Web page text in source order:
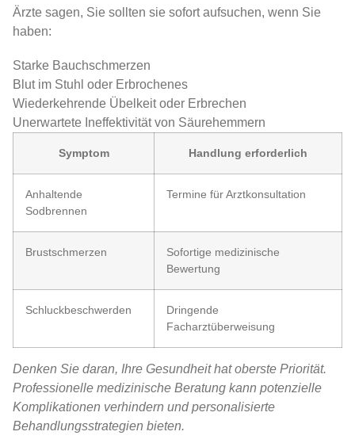
Ärzte sagen, Sie sollten sie sofort aufsuchen, wenn Sie
haben:
Starke Bauchschmerzen
Blut im Stuhl oder Erbrochenes
Wiederkehrende Übelkeit oder Erbrechen
Unerwartete Ineffektivität von Säurehemmern
Symptom Handlung erforderlich
Anhaltende
Sodbrennen
Termine für Arztkonsultation
Brustschmerzen
Sofortige medizinische
Bewertung
Schluckbeschwerden
Dringende
Facharztüberweisung
Denken Sie daran, Ihre Gesundheit hat oberste Priorität.
Professionelle medizinische Beratung kann potenzielle
Komplikationen verhindern und personalisierte
Behandlungsstrategien bieten.